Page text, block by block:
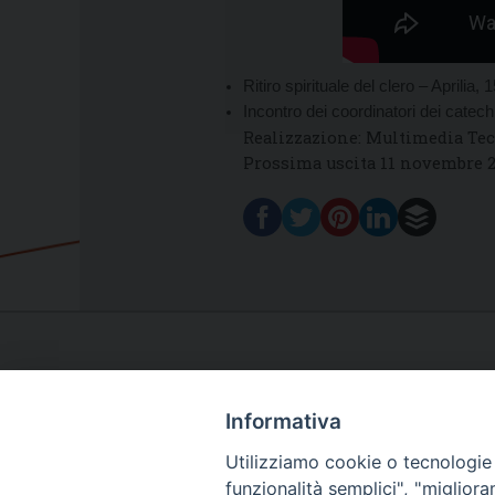
Ritiro spirituale del clero – Aprilia,
Incontro dei coordinatori dei
Realizzazione: Multimedia
Prossima uscita 11 novembre
Informativa
Utilizziamo cookie o
funzionalità semplici",